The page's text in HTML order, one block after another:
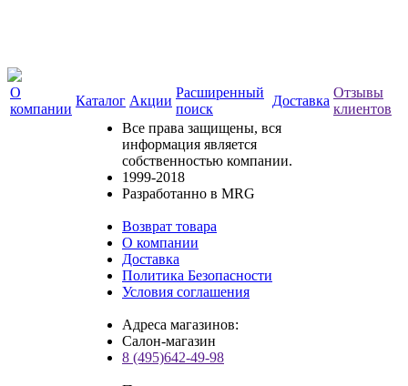
О
компании
Каталог Акции
Расширенный
поиск
Доставка
Отзывы
клиентов
Все права защищены, вся
информация является
собственностью компании.
1999-2018
Разработанно в MRG
Возврат товара
О компании
Доставка
Политика Безопасности
Условия соглашения
Адреса магазинов:
Салон-магазин
8 (495)642-49-98